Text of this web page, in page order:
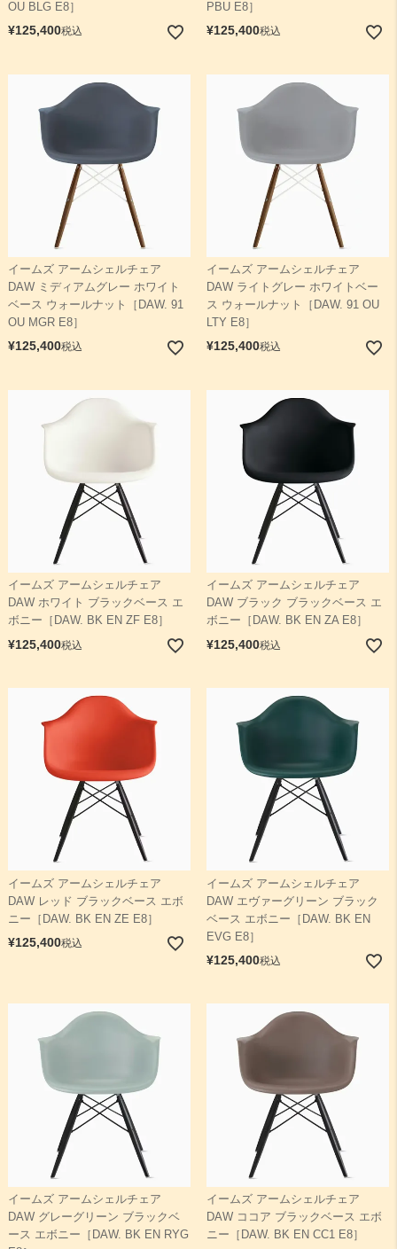
OU BLG E8］
¥125,400税込
PBU E8］
¥125,400税込
イームズ アームシェルチェア
DAW ミディアムグレー ホワイト
ベース ウォールナット［DAW. 91
OU MGR E8］
¥125,400税込
イームズ アームシェルチェア
DAW ライトグレー ホワイトベー
ス ウォールナット［DAW. 91 OU
LTY E8］
¥125,400税込
イームズ アームシェルチェア
DAW ホワイト ブラックベース エ
ボニー［DAW. BK EN ZF E8］
¥125,400税込
イームズ アームシェルチェア
DAW ブラック ブラックベース エ
ボニー［DAW. BK EN ZA E8］
¥125,400税込
イームズ アームシェルチェア
DAW レッド ブラックベース エボ
ニー［DAW. BK EN ZE E8］
¥125,400税込
イームズ アームシェルチェア
DAW エヴァーグリーン ブラック
ベース エボニー［DAW. BK EN
EVG E8］
¥125,400税込
イームズ アームシェルチェア
DAW グレーグリーン ブラックベ
ース エボニー［DAW. BK EN RYG
イームズ アームシェルチェア
DAW ココア ブラックベース エボ
ニー［DAW. BK EN CC1 E8］